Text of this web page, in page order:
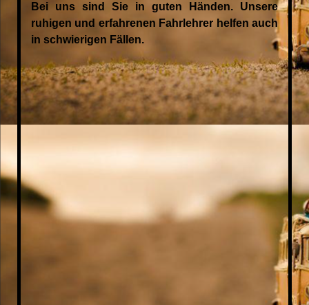
Bei uns sind Sie in guten Händen. Unsere
ruhigen und erfahrenen Fahrlehrer helfen auch
in schwierigen Fällen.